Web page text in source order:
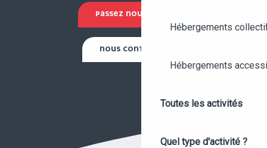
Hébergements
Hébergements
Toutes les activités
Quel type d'activité ?
PASSEZ NOUS VOIR !
NOUS CONTACTER